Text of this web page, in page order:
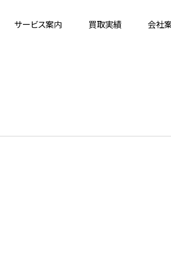
サービス案内 買取実績 会社